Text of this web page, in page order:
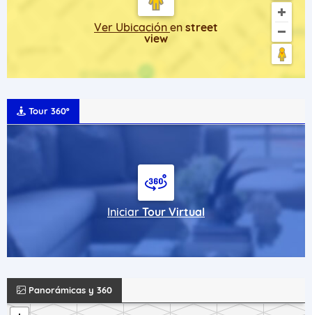
Ver Ubicación en street
view
Tour 360º
Iniciar Tour Virtual
Panorámicas y 360